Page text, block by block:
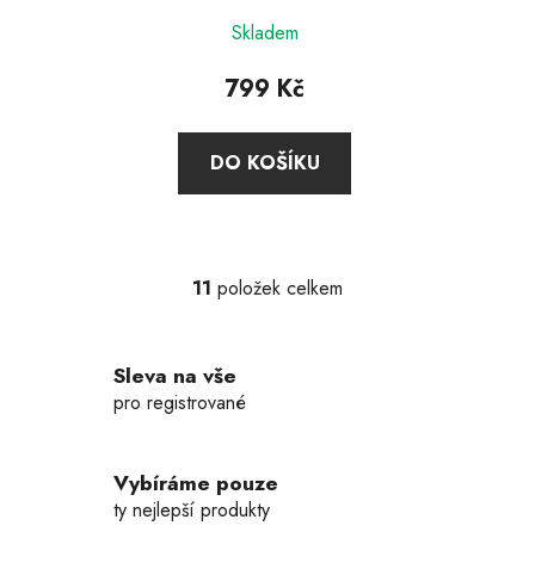
Skladem
799 Kč
DO KOŠÍKU
O
í
p
11 položek celkem
Sleva na vše
pro registrované
Vybíráme pouze
ty nejlepší produkty